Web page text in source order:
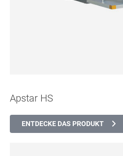
Apstar HS
ENTDECKE DAS PRODUKT